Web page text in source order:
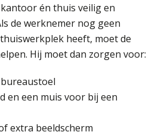
én thuis veilig en
de werknemer nog geen
heeft, moet de
Hij moet dan zorgen voor:
en een muis voor bij een
extra beeldscherm